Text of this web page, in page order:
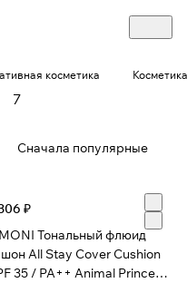
косметика
7
Сначала популярные
₽
Тональный флюид
All Stay Cover Cushion
35 / PA++ Animal Princess